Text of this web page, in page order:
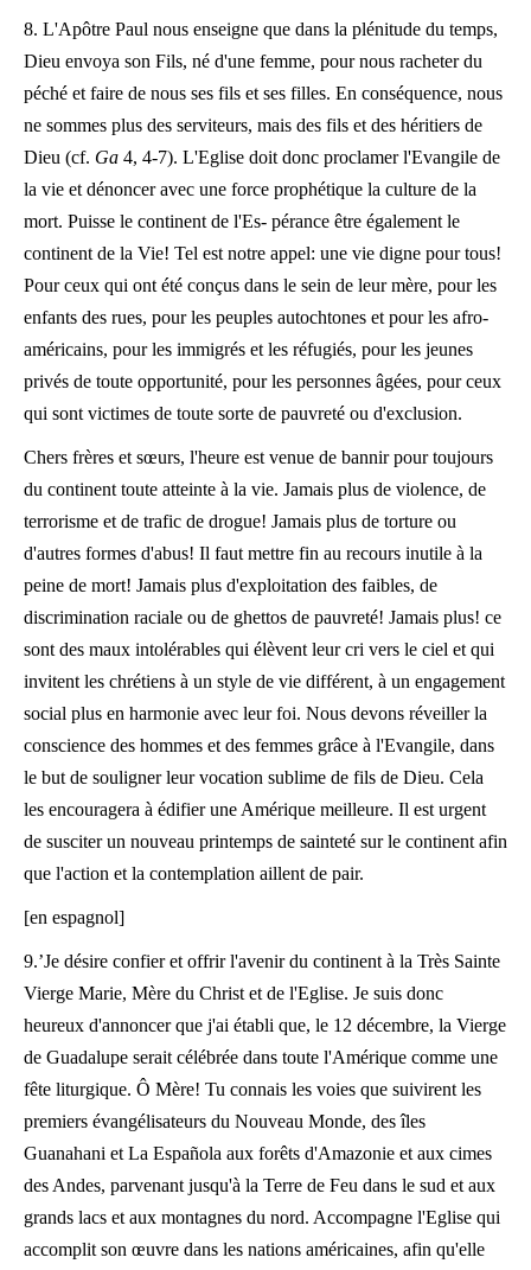
8. L'Apôtre Paul nous enseigne que dans la plénitude du temps,
Dieu envoya son Fils, né d'une femme, pour nous racheter du
péché et faire de nous ses fils et ses filles. En conséquence, nous
ne sommes plus des serviteurs, mais des fils et des héritiers de
Dieu (cf. Ga 4, 4-7). L'Eglise doit donc proclamer l'Evangile de
la vie et dénoncer avec une force prophétique la culture de la
mort. Puisse le continent de l'Es- pérance être également le
continent de la Vie! Tel est notre appel: une vie digne pour tous!
Pour ceux qui ont été conçus dans le sein de leur mère, pour les
enfants des rues, pour les peuples autochtones et pour les afro-
américains, pour les immigrés et les réfugiés, pour les jeunes
privés de toute opportunité, pour les personnes âgées, pour ceux
qui sont victimes de toute sorte de pauvreté ou d'exclusion.
Chers frères et sœurs, l'heure est venue de bannir pour toujours
du continent toute atteinte à la vie. Jamais plus de violence, de
terrorisme et de trafic de drogue! Jamais plus de torture ou
d'autres formes d'abus! Il faut mettre fin au recours inutile à la
peine de mort! Jamais plus d'exploitation des faibles, de
discrimination raciale ou de ghettos de pauvreté! Jamais plus! ce
sont des maux intolérables qui élèvent leur cri vers le ciel et qui
invitent les chrétiens à un style de vie différent, à un engagement
social plus en harmonie avec leur foi. Nous devons réveiller la
conscience des hommes et des femmes grâce à l'Evangile, dans
le but de souligner leur vocation sublime de fils de Dieu. Cela
les encouragera à édifier une Amérique meilleure. Il est urgent
de susciter un nouveau printemps de sainteté sur le continent afin
que l'action et la contemplation aillent de pair.
[en espagnol]
9.’Je désire confier et offrir l'avenir du continent à la Très Sainte
Vierge Marie, Mère du Christ et de l'Eglise. Je suis donc
heureux d'annoncer que j'ai établi que, le 12 décembre, la Vierge
de Guadalupe serait célébrée dans toute l'Amérique comme une
fête liturgique. Ô Mère! Tu connais les voies que suivirent les
premiers évangélisateurs du Nouveau Monde, des îles
Guanahani et La Española aux forêts d'Amazonie et aux cimes
des Andes, parvenant jusqu'à la Terre de Feu dans le sud et aux
grands lacs et aux montagnes du nord. Accompagne l'Eglise qui
accomplit son œuvre dans les nations américaines, afin qu'elle